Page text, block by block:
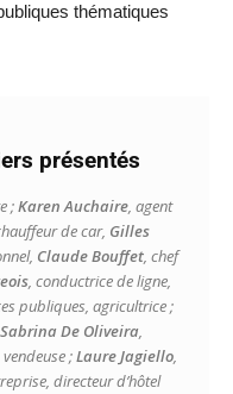
thématiques
présentés
;Karen Auchaire, agent
de car, Gilles
Claude Bouffet, chef
, conductrice de ligne,
publiques, agricultrice ;
Sabrina De Oliveira,
vendeuse ;Laure Jagiello,
directeur d’hôtel